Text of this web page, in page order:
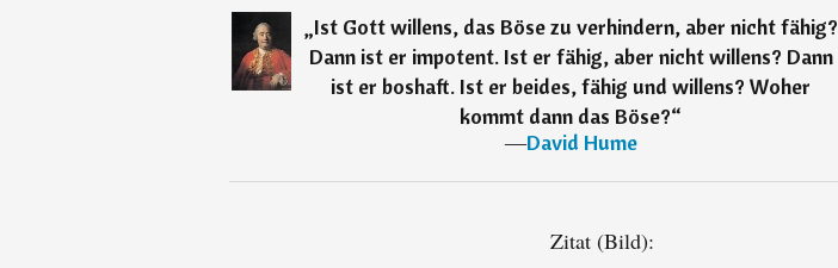
„Ist Gott willens, das Böse zu verhindern, aber nicht fähig?
Dann ist er impotent. Ist er fähig, aber nicht willens? Dann
ist er boshaft. Ist er beides, fähig und willens? Woher
kommt dann das Böse?“
―David Hume
Zitat (Bild):